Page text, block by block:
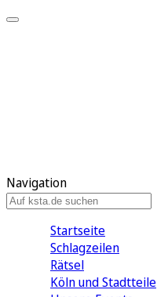
Navigation
Startseite
Schlagzeilen
Rätsel
Köln und Stadtteile